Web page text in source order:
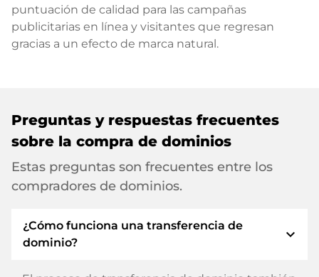
puntuación de calidad para las campañas
publicitarias en línea y visitantes que regresan
gracias a un efecto de marca natural.
Preguntas y respuestas frecuentes
sobre la compra de dominios
Estas preguntas son frecuentes entre los
compradores de dominios.
¿Cómo funciona una transferencia de
dominio?
expand_more